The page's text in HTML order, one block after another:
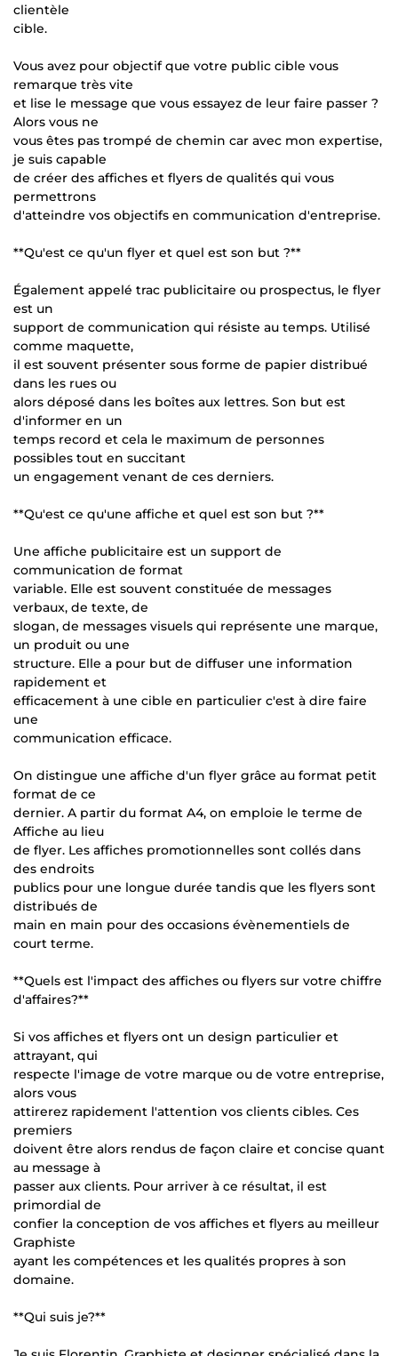
clientèle
cible.
Vous avez pour objectif que votre public cible vous
remarque très vite
et lise le message que vous essayez de leur faire passer ?
Alors vous ne
vous êtes pas trompé de chemin car avec mon expertise,
je suis capable
de créer des affiches et flyers de qualités qui vous
permettrons
d'atteindre vos objectifs en communication d'entreprise.
**Qu'est ce qu'un flyer et quel est son but ?**
Également appelé trac publicitaire ou prospectus, le flyer
est un
support de communication qui résiste au temps. Utilisé
comme maquette,
il est souvent présenter sous forme de papier distribué
dans les rues ou
alors déposé dans les boîtes aux lettres. Son but est
d'informer en un
temps record et cela le maximum de personnes
possibles tout en succitant
un engagement venant de ces derniers.
**Qu'est ce qu'une affiche et quel est son but ?**
Une affiche publicitaire est un support de
communication de format
variable. Elle est souvent constituée de messages
verbaux, de texte, de
slogan, de messages visuels qui représente une marque,
un produit ou une
structure. Elle a pour but de diffuser une information
rapidement et
efficacement à une cible en particulier c'est à dire faire
une
communication efficace.
On distingue une affiche d'un flyer grâce au format petit
format de ce
dernier. A partir du format A4, on emploie le terme de
Affiche au lieu
de flyer. Les affiches promotionnelles sont collés dans
des endroits
publics pour une longue durée tandis que les flyers sont
distribués de
main en main pour des occasions évènementiels de
court terme.
**Quels est l'impact des affiches ou flyers sur votre chiffre
d'affaires?**
Si vos affiches et flyers ont un design particulier et
attrayant, qui
respecte l'image de votre marque ou de votre entreprise,
alors vous
attirerez rapidement l'attention vos clients cibles. Ces
premiers
doivent être alors rendus de façon claire et concise quant
au message à
passer aux clients. Pour arriver à ce résultat, il est
primordial de
confier la conception de vos affiches et flyers au meilleur
Graphiste
ayant les compétences et les qualités propres à son
domaine.
**Qui suis je?**